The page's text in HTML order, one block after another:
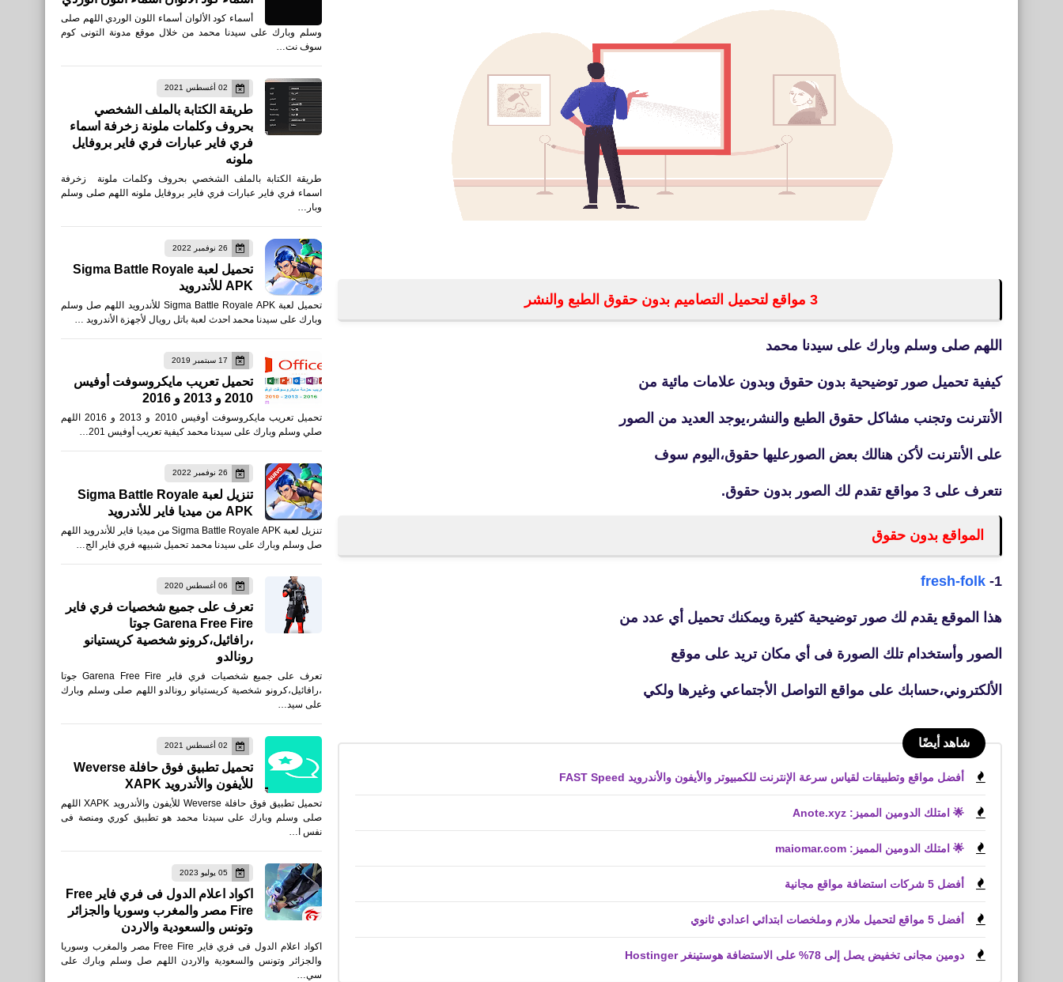
3 مواقع لتحميل التصاميم بدون حقوق الطبع والنشر
اللهم صلى وسلم وبارك على سيدنا محمد
كيفية تحميل صور توضيحية بدون حقوق وبدون علامات مائية من
الأنترنت وتجنب مشاكل حقوق الطبع والنشر،يوجد العديد من الصور
على الأنترنت لأكن هنالك بعض الصورعليها حقوق،اليوم سوف
نتعرف على 3 مواقع تقدم لك الصور بدون حقوق.
المواقع بدون حقوق
1-
fresh-folk
هذا الموقع يقدم لك صور توضيحية كثيرة ويمكنك تحميل أي عدد من
الصور وأستخدام تلك الصورة فى أي مكان تريد على موقع
الألكتروني،حسابك على مواقع التواصل الأجتماعي وغيرها ولكي
شاهد أيضًا
أفضل مواقع وتطبيقات لقياس سرعة الإنترنت للكمبيوتر والأيفون والأندرويد FAST Speed
🌟 امتلك الدومين المميز: Anote.xyz
🌟 امتلك الدومين المميز: maiomar.com
أفضل 5 شركات استضافة مواقع مجانية
أفضل 5 مواقع لتحميل ملازم وملخصات ابتدائي اعدادي ثانوي
دومين مجانى تخفيض يصل إلى 78% على الاستضافة هوستينغر Hostinger
أسماء كود الألوان أسماء اللون الوردي اللهم صلى
وسلم وبارك على سيدنا محمد من خلال موقع مدونة التونى كوم
سوف نت…
02 أغسطس 2021
طريقة الكتابة بالملف الشخصي
بحروف وكلمات ملونة زخرفة اسماء
فري فاير عبارات فري فاير بروفايل
ملونه
طريقة الكتابة بالملف الشخصي بحروف وكلمات ملونة زخرفة
اسماء فري فاير عبارات فري فاير بروفايل ملونه اللهم صلى وسلم
وبار…
26 نوفمبر 2022
تحميل لعبة Sigma Battle Royale
APK للأندرويد
تحميل لعبة Sigma Battle Royale APK للأندرويد اللهم صل وسلم
وبارك على سيدنا محمد احدث لعبة باتل رويال لأجهزة الأندرويد …
17 سبتمبر 2019
تحميل تعريب مايكروسوفت أوفيس
2010 و 2013 و 2016
تحميل تعريب مايكروسوفت أوفيس 2010 و 2013 و 2016 اللهم
صلي وسلم وبارك على سيدنا محمد كيفية تعريب أوفيس 201…
26 نوفمبر 2022
تنزيل لعبة Sigma Battle Royale
APK من ميديا فاير للأندرويد
تنزيل لعبة Sigma Battle Royale APK من ميديا فاير للأندرويد اللهم
صل وسلم وبارك على سيدنا محمد تحميل شبيهه فري فاير الج…
06 أغسطس 2020
تعرف على جميع شخصيات فري فاير
Garena Free Fire جوتا
،رافائيل،كرونو شخصية كريستيانو
رونالدو
تعرف على جميع شخصيات فري فاير Garena Free Fire جوتا
،رافائيل،كرونو شخصية كريستيانو رونالدو اللهم صلى وسلم وبارك
على سيد…
02 أغسطس 2021
تحميل تطبيق فوق حافلة Weverse
للأيفون والأندرويد XAPK
تحميل تطبيق فوق حافلة Weverse للأيفون والأندرويد XAPK اللهم
صلى وسلم وبارك على سيدنا محمد هو تطبيق كوري ومنصة فى
نفس ا…
05 يوليو 2023
اكواد اعلام الدول فى فري فاير Free
Fire مصر والمغرب وسوريا والجزائر
وتونس والسعودية والاردن
اكواد اعلام الدول فى فري فاير Free Fire مصر والمغرب وسوريا
والجزائر وتونس والسعودية والاردن اللهم صل وسلم وبارك على
سي…
30 أكتوبر 2020
تحميل تطبيق حساب المواطن
iPhone و iPad أحدث أصدار
fovtech
تحميل طلبات - خدمة توصيل
المواد الغذائية والبقالة للأيفون
والأندرويد
برامج كمبيوتر
طريقة عرض شاشة الكمبيوتر
على هواتف الأندرويد والأيفون
من أي مكان فى العالم
تحميل لعبة Fortnite Mobile
نطبيقات
تحميل تطبيق حساب المواطن
السعودي للأندرويد
fovtech
نطبيقات
تحميل تطبيق حساب المواطن
iPhone و iPad أحدث أصدار